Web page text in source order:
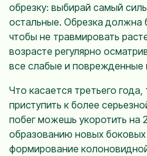
обрезку: выбирай самый
остальныe. Обрезка должна
чтобы не травмировать
возрасте регулярно
все слабые и поврежденные
Что касается третьего
приступить к более
побег можешь укоротить на
образованию новых боковых
формирование